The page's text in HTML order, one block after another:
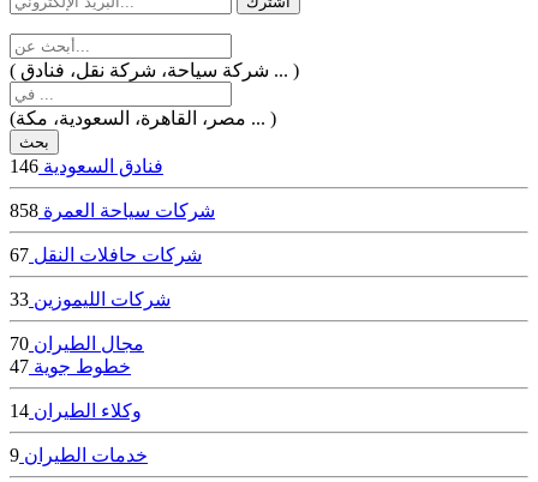
( شركة سياحة، شركة نقل، فنادق ... )
(مصر، القاهرة، السعودية، مكة ... )
فنادق السعودية 146
شركات سياحة العمرة 858
شركات حافلات النقل 67
شركات الليموزين 33
مجال الطيران 70
خطوط جوية 47
وكلاء الطيران 14
خدمات الطيران 9